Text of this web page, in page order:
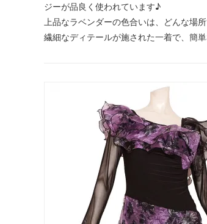
ジーが品良く使われています♪
上品なラベンダーの色合いは、どんな場
繊細なディテールが施された一着で、簡